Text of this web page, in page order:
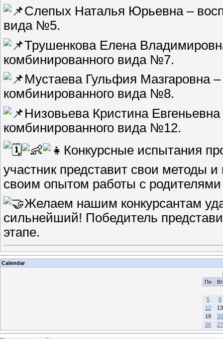
Слепых Наталья Юрьевна –
вида №5.
Трушенкова Елена
комбинированного вида №7.
Мустаева Гульфия Мазгаровна –
комбинированного вида №8.
Низовьева Кристина Евгеньевна
комбинированного вида №12.
Конкурсные испытания
участник представит свои методы
своим опытом работы с
Желаем нашим конкурсантам
сильнейший! Победитель
этапе.
Calendar
Пн
Вт
5
6
12
13
19
20
26
27